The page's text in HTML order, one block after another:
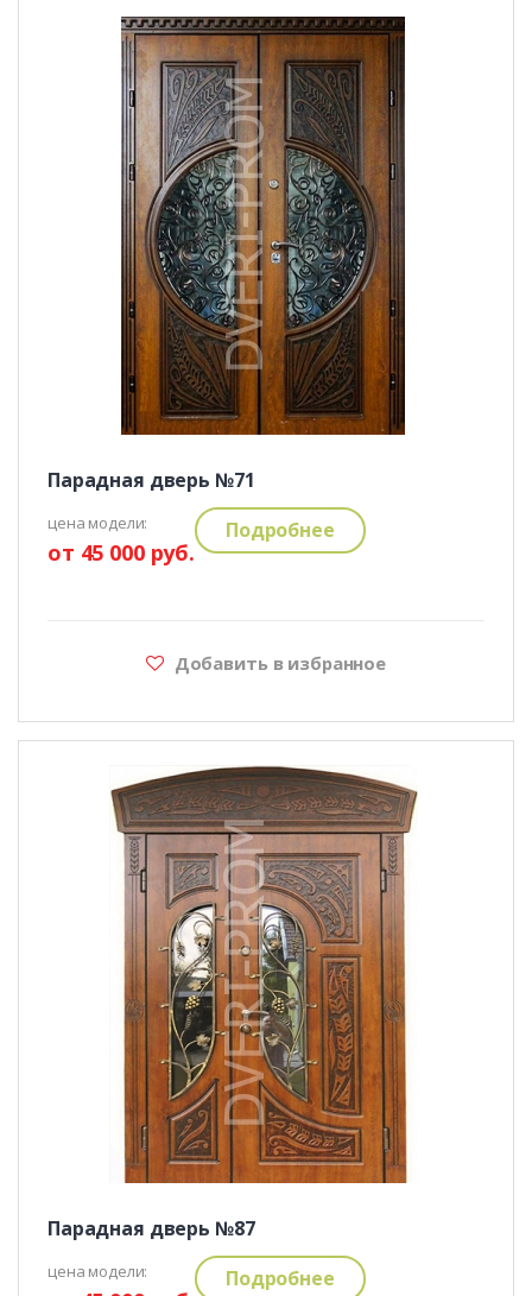
Парадная дверь №71
цена модели:
от 45 000 руб.
Подробнее
Добавить в избранное
Парадная дверь №87
цена модели: Подробнее